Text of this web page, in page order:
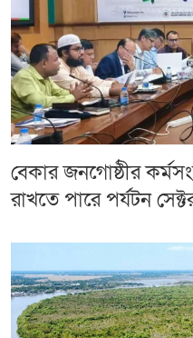
বেকার জনগোষ্ঠীর
রাখতে পারে পর্যটন